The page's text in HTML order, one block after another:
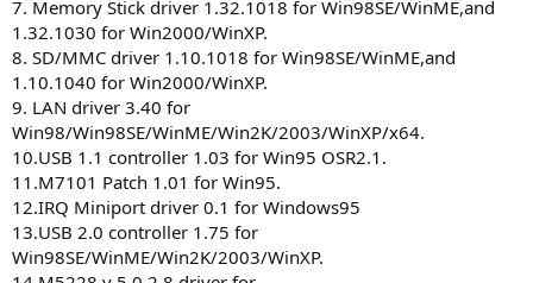
7. Memory Stick driver 1.32.1018 for Win98SE/WinME,and
1.32.1030 for Win2000/WinXP.
8. SD/MMC driver 1.10.1018 for Win98SE/WinME,and
1.10.1040 for Win2000/WinXP.
9. LAN driver 3.40 for
Win98/Win98SE/WinME/Win2K/2003/WinXP/x64.
10.USB 1.1 controller 1.03 for Win95 OSR2.1.
11.M7101 Patch 1.01 for Win95.
12.IRQ Miniport driver 0.1 for Windows95
13.USB 2.0 controller 1.75 for
Win98SE/WinME/Win2K/2003/WinXP.